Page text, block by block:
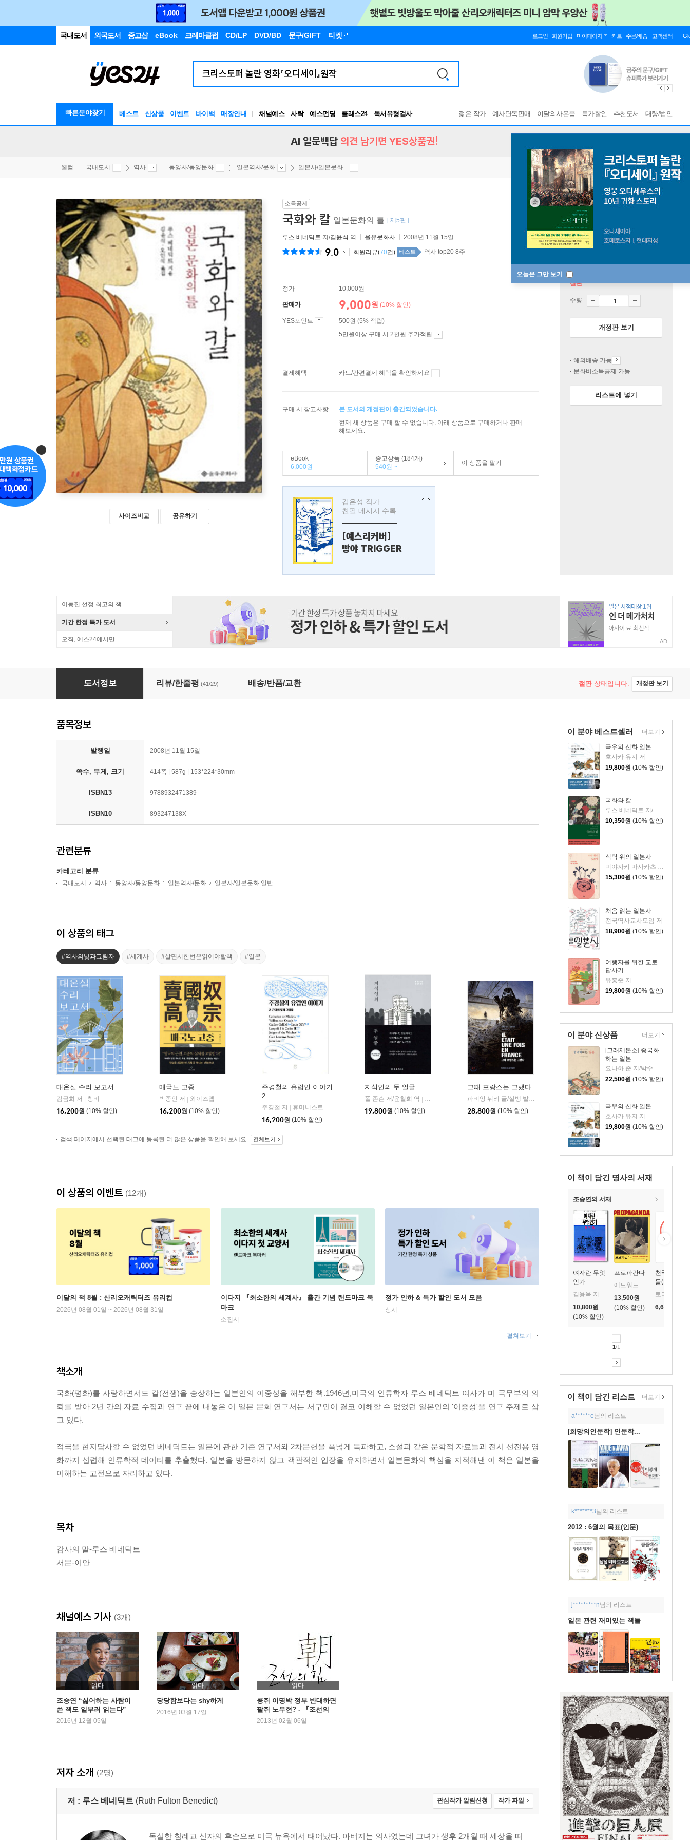
국내도서 외국도서 중고샵 eBook 크레마클럽 CD/LP DVD/BD 문구/GIFT 티켓 로그인 회원가입 마이페이지 카트 주문/배송 고객센터
빠른분야찾기 베스트 신상품 이벤트 바이백 매장안내 채널예스 사락 예스펀딩 클래스24
독서유형검사
RBTI Lab
젊은 작가 예사단독판매 이달의사은품 특가할인 추천도서 대량/법인
오늘은 그만 보기
AI 일문백답 의견 남기면 YES상품권!
웰컴 국내도서 역사 동양사/동양문화 일본역사/문화 일본사/일본문화...
사이즈비교 공유하기
소득공제
국화와 칼 일본문화의 틀 [ 제5판 ]
루스 베네딕트 저/김윤식 역 을유문화사 2008년 11월 15일
9.0 회원리뷰(70건) 베스트 역사 top20 8주
정가 10,000원
판매가 9,000원 (10% 할인)
YES포인트
500원 (5% 적립)
5만원이상 구매 시 2천원 추가적립
결제혜택 카드/간편결제 혜택을 확인하세요
구매 시 참고사항
본 도서의 개정판이 출간되었습니다.
현재 새 상품은 구매 할 수 없습니다. 아래 상품으로 구매하거나 판매
해보세요.
eBook
6,000원
중고상품 (184개)
540원 ~
이 상품을 팔기
김은성 작가
친필 메시지 수록
---------------
[예스리커버]
빵야 TRIGGER
절판
수량
개정판 보기
해외배송 가능
문화비소득공제 가능
리스트에 넣기
이동진 선정 최고의 책
기간 한정 특가 도서
오직, 예스24에서만 AD
국화와 칼
도서정보 리뷰/한줄평 (41/29) 배송/반품/교환 절판상태입니다. 개정판 보기
이 분야 베스트셀러
극우의 신화 일본
호사카 유지 저
19,800원 (10% 할인)
국화와 칼
루스 베네딕트 저/왕은철 역
10,350원 (10% 할인)
식탁 위의 일본사
15,300원 (10% 할인)
처음 읽는 일본사
전국역사교사모임 저
18,900원 (10% 할인)
여행자를 위한 교토
답사기
유홍준 저
19,800원 (10% 할인)
더보기
이 분야 신상품
[그래제본소] 중국화
하는 일본
요나하 준 저/박수정 역
22,500원 (10% 할인)
극우의 신화 일본
호사카 유지 저
19,800원 (10% 할인)
더보기
이 책이 담긴 명사의 서재
조승연의 서재
여자란 무엇
인가
김용옥 저
10%
10,800원
프로파간다
에드워드 버네이스 저/강미경 역
10%
13,500원
천국의 나날
들(Pleasant
Days, Szep
6,600
1/1
이 책이 담긴 리스트 더보기
a******e님의 리스트
[희망의인문학] 인문학...
k*******3님의 리스트
2012 : 6월의 목표(인문)
j*********n님의 리스트
일본 관련 재미있는 책들
품목정보
발행일 2008년 11월 15일
쪽수, 무게, 크기 414쪽 | 587g | 153*224*30mm
ISBN13 9788932471389
ISBN10 893247138X
관련분류
카테고리 분류
국내도서 역사 동양사/동양문화 일본역사/문화 일본사/일본문화 일반
이 상품의 태그
#역사의빛과그림자 #세계사 #살면서한번은읽어야할책 #일본
대온실 수리 보고서
김금희 저
창비
16,200원 (10% 할인)
매국노 고종
박종인 저
와이즈맵
16,200원 (10% 할인)
주경철의 유럽인 이야기
2
주경철 저
휴머니스트
16,200원 (10% 할인)
지식인의 두 얼굴
폴 존슨 저/윤철희 역
을유문화사
19,800원 (10% 할인)
그때 프랑스는 그랬다
파비앙 뉘리 글/실뱅 발레 그림/해바라기 프로젝트 역
28,800원 (10% 할인)
검색 페이지에서 선택된 태그에 등록된 더 많은 상품을 확인해 보세요. 전체보기
이 상품의 이벤트 (12개)
이달의 책 8월 : 산리오캐릭터즈 유리컵
2026년 08월 01일 ~ 2026년 08월 31일
이다지 『최소한의 세계사』 출간 기념 랜드마크 북
마크
소진시
정가 인하 & 특가 할인 도서 모음
상시
펼쳐보기
책소개
국화(평화)를 사랑하면서도 칼(전쟁)을 숭상하는 일본인의 이중성을 해부한 책.1946년,미국의 인류학자 루스 베네딕트 여사가 미 국무부의 의
뢰를 받아 2년 간의 자료 수집과 연구 끝에 내놓은 이 일본 문화 연구서는 서구인이 결코 이해할 수 없었던 일본인의 '이중성'을 연구 주제로 삼
고 있다.
적국을 현지답사할 수 없었던 베네딕트는 일본에 관한 기존 연구서와 2차문헌을 폭넓게 독파하고, 소설과 같은 문학적 자료들과 전시 선전용 영
화까지 섭렵해 인류학적 데이터를 추출했다. 일본을 방문하지 않고 객관적인 입장을 유지하면서 일본문화의 핵심을 지적해낸 이 책은 일본을
이해하는 고전으로 자리하고 있다.
목차
감사의 말-루스 베네딕트
서문-이안
채널예스 기사 (3개)
읽다
조승연 “싫어하는 사람이
쓴 책도 일부러 읽는다”
2016년 12월 05일
읽다
당당함보다는 shy하게
2016년 03월 17일
읽다
콩쥐 이명박 정부 반대하면
팥쥐 노무현? - 『조선의
힘』
2013년 02월 06일
저자 소개 (2명)
저 : 루스 베네딕트 (Ruth Fulton Benedict) 관심작가 알림신청 작가 파일
독실한 침례교 신자의 후손으로 미국 뉴욕에서 태어났다. 아버지는 의사였는데 그녀가 생후 2개월 때 세상을 떠